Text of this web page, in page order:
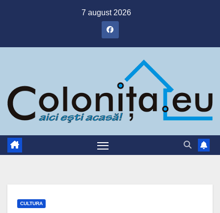
7 august 2026
CULTURA